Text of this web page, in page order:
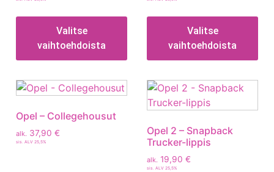
Valitse
vaihtoehdoista
Valitse
vaihtoehdoista
Opel – Collegehousut
alk. 37,90 €
sis. ALV 25,5%
Opel 2 – Snapback
Trucker-lippis
alk. 19,90 €
sis. ALV 25,5%